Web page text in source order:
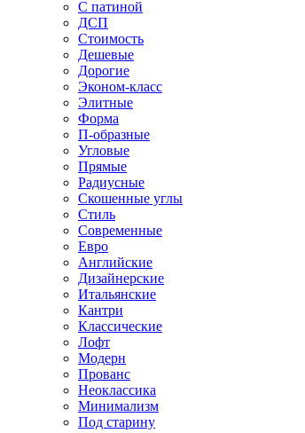
С патиной
ДСП
Стоимость
Дешевые
Дорогие
Эконом-класс
Элитные
Форма
П-образные
Угловые
Прямые
Радиусные
Скошенные углы
Стиль
Современные
Евро
Английские
Дизайнерские
Итальянские
Кантри
Классические
Лофт
Модерн
Прованс
Неоклассика
Минимализм
Под старину